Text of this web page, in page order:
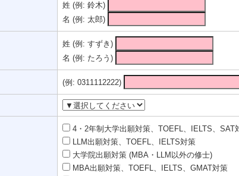
姓 (例: 鈴木)
名 (例: 太郎)
姓 (例: すずき)
名 (例: たろう)
(例: 0311112222)
4・2年制大学出願対策、TOEFL、IELTS、SAT
LLM出願対策、TOEFL、IELTS対策
大学院出願対策 (MBA・LLM以外の修士)
MBA出願対策、TOEFL、IELTS、GMAT対策